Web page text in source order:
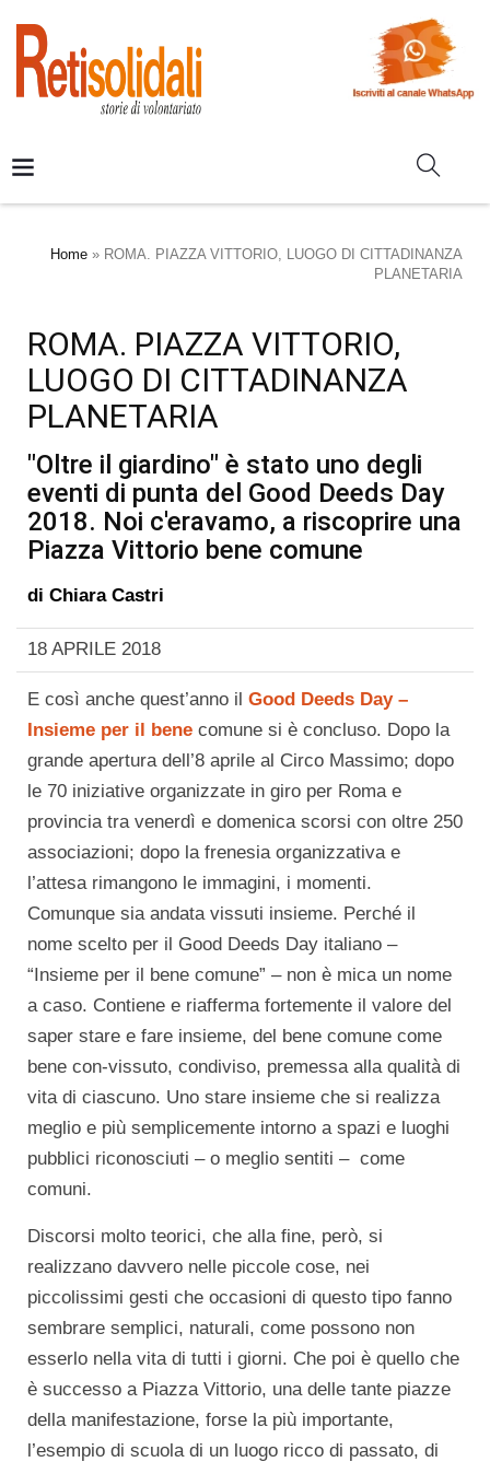
Home » ROMA. PIAZZA VITTORIO, LUOGO DI CITTADINANZA
PLANETARIA
ROMA. PIAZZA VITTORIO,
LUOGO DI CITTADINANZA
PLANETARIA
"Oltre il giardino" è stato uno degli
eventi di punta del Good Deeds Day
2018. Noi c'eravamo, a riscoprire una
Piazza Vittorio bene comune
di Chiara Castri
18 APRILE 2018
E così anche quest’anno il Good Deeds Day –
Insieme per il bene comune si è concluso. Dopo la
grande apertura dell’8 aprile al Circo Massimo; dopo
le 70 iniziative organizzate in giro per Roma e
provincia tra venerdì e domenica scorsi con oltre 250
associazioni; dopo la frenesia organizzativa e
l’attesa rimangono le immagini, i momenti.
Comunque sia andata vissuti insieme. Perché il
nome scelto per il Good Deeds Day italiano –
“Insieme per il bene comune” – non è mica un nome
a caso. Contiene e riafferma fortemente il valore del
saper stare e fare insieme, del bene comune come
bene con-vissuto, condiviso, premessa alla qualità di
vita di ciascuno. Uno stare insieme che si realizza
meglio e più semplicemente intorno a spazi e luoghi
pubblici riconosciuti – o meglio sentiti – come
comuni.
Discorsi molto teorici, che alla fine, però, si
realizzano davvero nelle piccole cose, nei
piccolissimi gesti che occasioni di questo tipo fanno
sembrare semplici, naturali, come possono non
esserlo nella vita di tutti i giorni. Che poi è quello che
è successo a Piazza Vittorio, una delle tante piazze
della manifestazione, forse la più importante,
l’esempio di scuola di un luogo ricco di passato, di